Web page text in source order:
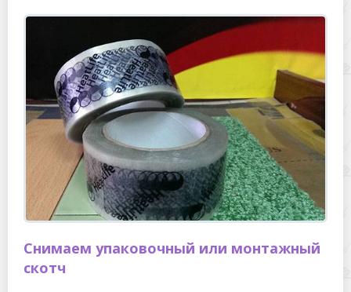
Снимаем упаковочный или монтажный
скотч